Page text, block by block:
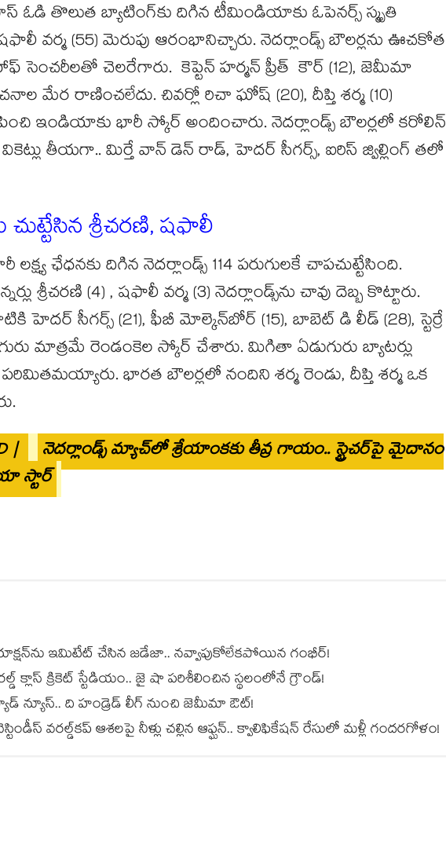
తొలుత బ్యాటింగ్‎కు దిగిన టీమిండియాకు ఓపెనర్స్ స్మృతి
వర్మ (55) మెరుపు ఆరంభానిచ్చారు. నెదర్లాండ్స్ బౌలర్లను ఊచకోత
సెంచరీలతో చెలరేగారు. కెప్టెన్ హర్మన్ ప్రీత్ కౌర్ (12), జెమీమా
మేర రాణించలేదు. చివర్లో రిచా ఘోష్ (20), దీప్తి శర్మ (10)
ఇండియాకు భారీ స్కోర్ అందించారు. నెదర్లాండ్స్ బౌలర్లలో కరోలిన్
తీయగా.. మిర్తే వాన్ డెన్ రాడ్, హెదర్ సీగర్స్, ఐరిస్ జ్విల్లింగ్ తలో
చుట్టేసిన శ్రీచరణి, షఫాలీ
లక్ష్య ఛేధనకు దిగిన నెదర్లాండ్స్ 114 పరుగులకే చాపచుట్టేసింది.
శ్రీచరణి (4) , షఫాలీ వర్మ (3) నెదర్లాండ్స్‎ను చావు దెబ్బ కొట్టారు.
హెదర్ సీగర్స్ (21), ఫీబీ మోల్కెన్‌బోర్ (15), బాబెట్ డి లీడ్ (28), స్టెర్రే
మాత్రమే రెండంకెల స్కోర్ చేశారు. మిగితా ఏడుగురు బ్యాటర్లు
భారత బౌలర్లలో నందిని శర్మ రెండు, దీప్తి శర్మ ఒక
|
నెదర్లాండ్స్ మ్యాచ్‌లో శ్రేయాంక‎కు తీవ్ర గాయం.. స్ట్రెచర్‌పై మైదానం
స్టార్
ఇమిటేట్ చేసిన జడేజా.. నవ్వాపుకోలేకపోయిన గంభీర్!
క్లాస్ క్రికెట్ స్టేడియం.. జై షా పరిశీలించిన స్థలంలోనే గ్రౌండ్!
బ్యాడ్ న్యూస్.. ది హండ్రెడ్ లీగ్ నుంచి జెమీమా ఔట్!
వరల్డ్‌కప్ ఆశలపై నీళ్లు చల్లిన ఆఫ్ఘన్.. క్వాలిఫికేషన్ రేసులో మళ్లీ గందరగోళం!